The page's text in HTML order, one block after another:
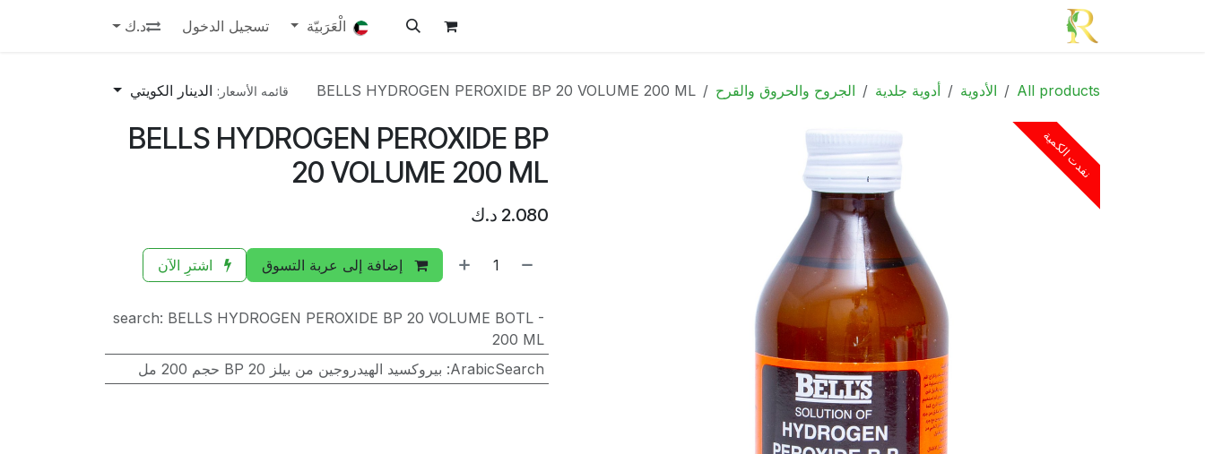
تخطي للذهاب إلى المحتوى
الْعَرَبيّة تسجيل الدخول د.ك
All products الأدوية أدوية جلدية الجروح والحروق والقرح BELLS HYDROGEN PEROXIDE BP 20 VOLUME 200 ML قائمه الأسعار: الدينار الكويتي
نفدت الكمية
BELLS HYDROGEN PEROXIDE BP
20 VOLUME 200 ML
2.080 د.ك
إضافة إلى عربة التسوق اشترِ الآن
search: BELLS HYDROGEN PEROXIDE BP 20 VOLUME BOTL -
200 ML
ArabicSearch
: بيروكسيد الهيدروجين من بيلز BP 20 حجم 200 مل